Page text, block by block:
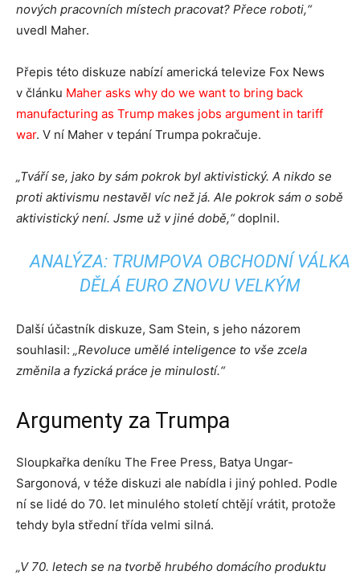
nových pracovních místech pracovat? Přece roboti,“
uvedl Maher.
Přepis této diskuze nabízí americká televize Fox News
v článku Maher asks why do we want to bring back
manufacturing as Trump makes jobs argument in tariff
war. V ní Maher v tepání Trumpa pokračuje.
„Tváří se, jako by sám pokrok byl aktivistický. A nikdo se
proti aktivismu nestavěl víc než já. Ale pokrok sám o sobě
aktivistický není. Jsme už v jiné době,“doplnil.
ANALÝZA: TRUMPOVA OBCHODNÍ VÁLKA
DĚLÁ EURO ZNOVU VELKÝM
Další účastník diskuze, Sam Stein, s jeho názorem
souhlasil: „Revoluce umělé inteligence to vše zcela
změnila a fyzická práce je minulostí.“
Argumenty za Trumpa
Sloupkařka deníku The Free Press, Batya Ungar-
Sargonová, v téže diskuzi ale nabídla i jiný pohled. Podle
ní se lidé do 70. let minulého století chtějí vrátit, protože
tehdy byla střední třída velmi silná.
„V 70. letech se na tvorbě hrubého domácího produktu